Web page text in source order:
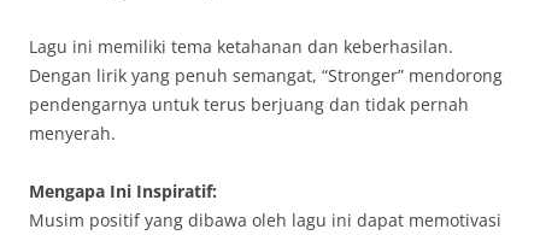
Lagu ini memiliki tema ketahanan dan keberhasilan.
Dengan lirik yang penuh semangat, “Stronger” mendorong
pendengarnya untuk terus berjuang dan tidak pernah
menyerah.
Mengapa Ini Inspiratif:
Musim positif yang dibawa oleh lagu ini dapat memotivasi